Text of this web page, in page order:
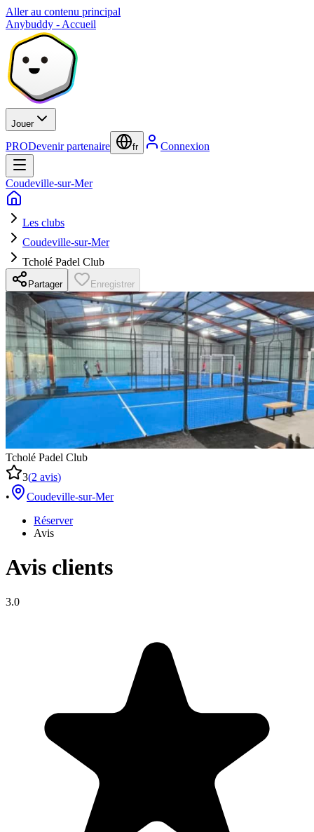
Aller au contenu principal
Anybuddy - Accueil
Jouer
PRODevenir partenaire fr Connexion
Coudeville-sur-Mer
Les clubs
Coudeville-sur-Mer
Tcholé Padel Club
Partager Enregistrer
Tcholé Padel Club
3(2 avis)
•
Coudeville-sur-Mer
Réserver
Avis
Avis clients
3.0